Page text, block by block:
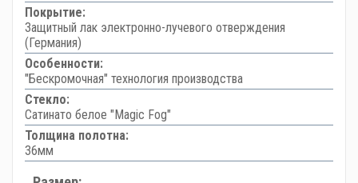
Покрытие:
Защитный лак электронно-лучевого отверждения
(Германия)
Особенности:
"Бескромочная" технология производства
Стекло:
Сатинато белое "Magic Fog"
Толщина полотна:
36мм